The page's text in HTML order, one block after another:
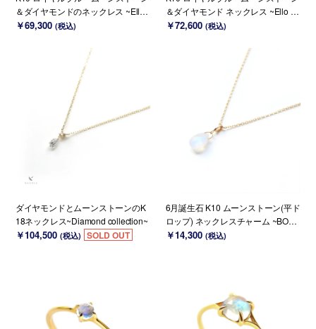
＆ダイヤモンドのネックレス ~Ello
Lilas~ 6月誕生石(K18 変更可能)
￥69,300 (税込)
＆ダイヤモンド ネックレス ~Ello Lu
culia~ 6月誕生石 (K18変更可能)
￥72,600 (税込)
ダイヤモンドとムーンストーンのK
18ネックレス~Diamond collection~
￥104,500 (税込) SOLD OUT
6月誕生石 K10 ムーンストーン(平ド
ロップ) ネックレスチャーム ~BOU
RGEON~（チェーンのセット購入で
￥14,300 (税込)